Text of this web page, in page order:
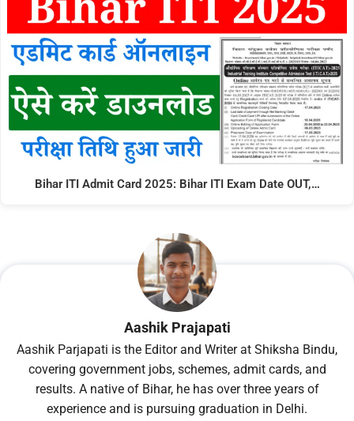
Bihar ITI Admit Card 2025: Bihar ITI Exam Date OUT,…
Aashik Prajapati
Aashik Parjapati is the Editor and Writer at Shiksha Bindu,
covering government jobs, schemes, admit cards, and
results. A native of Bihar, he has over three years of
experience and is pursuing graduation in Delhi.